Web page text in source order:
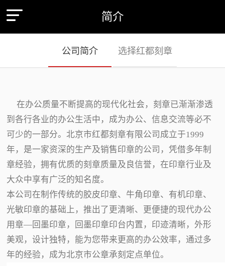
简介
公司简介 选择红都刻章
在办公质量不断提高的现代化社会，刻章已渐渐渗透
到各行各业的办公生活中，成为办公、信息交流等必不
可少的一部分。北京市红都刻章有限公司成立于1999
年，是一家资深的生产及销售印章的公司，凭借多年制
章经验，拥有优质的刻章质量及良信誉，在印章行业及
大众中享有广泛的知名度。
本公司在制作传统的胶皮印章、牛角印章、有机印章、
光敏印章的基础上，推出了更清晰、更便捷的现代办公
用章—回墨印章，回墨印章印台内置，印迹清晰，外形
美观，设计独特，能为您带来更高的办公效率，通过多
年的经验，成为北京市公章承刻定点单位。